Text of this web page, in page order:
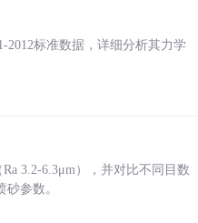
2012标准数据，详细分析其力学
3.2-6.3μm），并对比不同目数
参数。